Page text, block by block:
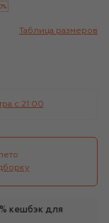
%
Таблица размеров
c 21:00
кешбэк для